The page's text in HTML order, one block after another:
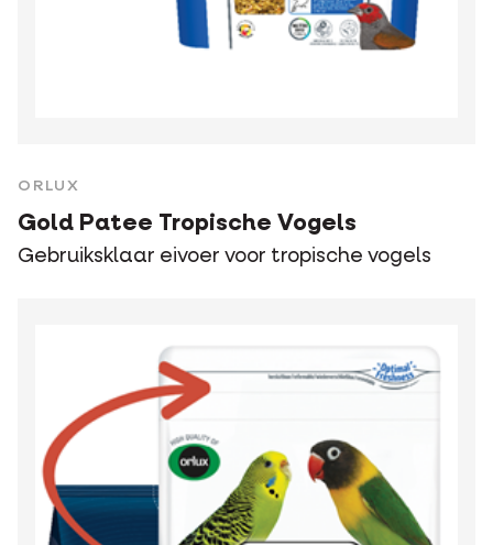
ORLUX
Gold Patee Tropische Vogels
Gebruiksklaar eivoer voor tropische vogels